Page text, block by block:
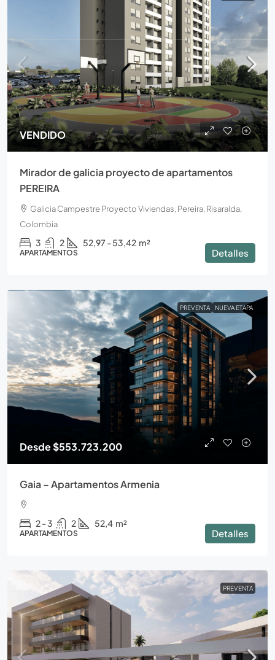
VENDIDO
Mirador de galicia proyecto de apartamentos
PEREIRA
Galicia Campestre Proyecto Viviendas, Pereira, Risaralda,
Colombia
3 2 52,97 - 53,42 m²
APARTAMENTOS Detalles
PREVENTA NUEVA ETAPA
Desde$553.723.200
Gaia – Apartamentos Armenia
2 - 3 2 52,4 m²
APARTAMENTOS Detalles
PREVENTA